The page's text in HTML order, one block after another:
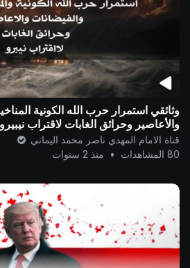
وثائقي استمرار حرب الله الكونية
والأعاصير وحرائق الغابات لاقتراب نيبيرو
قناة الامام المهدي ناصر محمد اليماني
80 المشاهدات
• منذ 2 سنوات